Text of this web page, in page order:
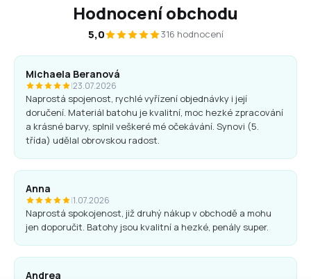
Hodnocení obchodu
5,0 316 hodnocení
Michaela Beranová
|23.07.2026
Naprostá spojenost, rychlé vyřízení objednávky i její
doručení. Materiál batohu je kvalitní, moc hezké zpracování
a krásné barvy, splnil veškeré mé očekávání. Synovi (5.
třída) udělal obrovskou radost.
Anna
|1.07.2026
Naprostá spokojenost, již druhý nákup v obchodě a mohu
jen doporučit. Batohy jsou kvalitní a hezké, penály super.
Andrea